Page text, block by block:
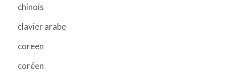
chinois
clavier arabe
coreen
coréen